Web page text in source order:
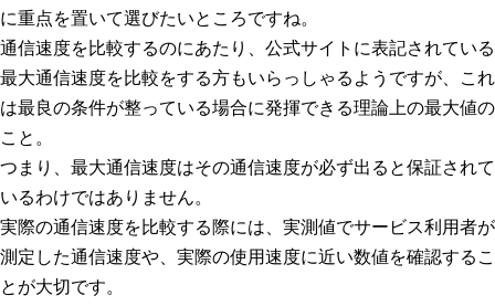
に重点を置いて選びたいところですね。
通信速度を比較するのにあたり、公式サイトに表記されている
最大通信速度を比較をする方もいらっしゃるようですが、これ
は最良の条件が整っている場合に発揮できる理論上の最大値の
こと。
つまり、 最大通信速度はその通信速度が必ず出ると保証されて
いるわけではありません。
実際の通信速度を比較する際には、 実測値でサービス利用者が
測定した通信速度や、実際の使用速度に近い数値を確認するこ
とが大切です。